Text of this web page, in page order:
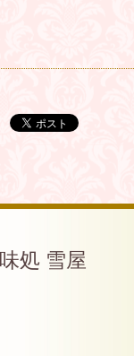
処 雪屋